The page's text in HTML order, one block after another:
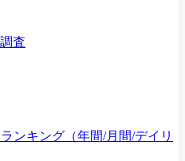
査
ンキング（年間/月間/デイリ